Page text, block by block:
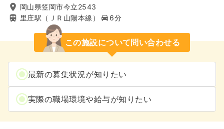
岡山県笠岡市今立2543
里庄駅（ＪＲ山陽本線）
6分
この施設について問い合わせる
最新の募集状況が知りたい
実際の職場環境や給与が知りたい